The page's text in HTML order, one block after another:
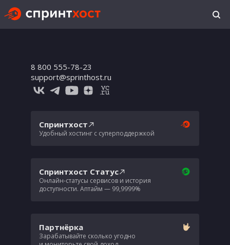
8 800 555-78-23
support@sprinthost.ru
Спринтхост
Удобный хостинг с суперподдержкой
Спринтхост Статус
Онлайн-статусы сервисов и история
доступности. Аптайм — 99,9999%
Партнёрка
Зарабатывайте сколько угодно